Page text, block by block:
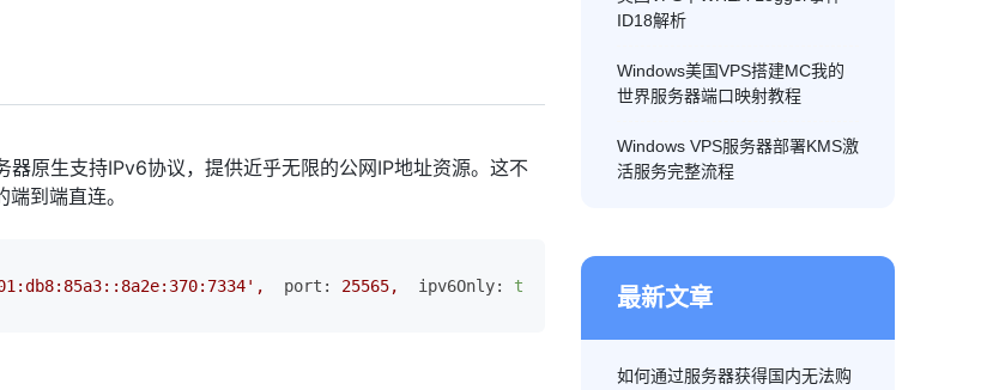
原生支持IPv6协议，提供近乎无限的公网IP地址资源。这不
到端直连。
, port: 25565, ipv6Only: true
ID18解析
Windows美国VPS搭建MC我的
世界服务器端口映射教程
Windows VPS服务器部署KMS激
活服务完整流程
最新文章
如何通过服务器获得国内无法购